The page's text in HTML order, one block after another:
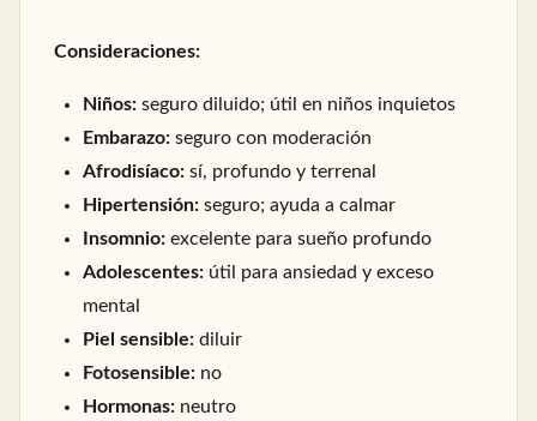
Consideraciones:
Niños: seguro diluido; útil en niños inquietos
Embarazo: seguro con moderación
Afrodisíaco: sí, profundo y terrenal
Hipertensión: seguro; ayuda a calmar
Insomnio: excelente para sueño profundo
Adolescentes: útil para ansiedad y exceso
mental
Piel sensible: diluir
Fotosensible: no
Hormonas: neutro